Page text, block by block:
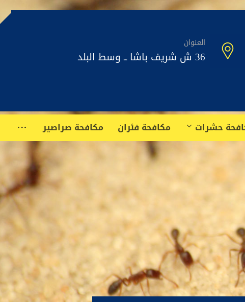
العنوان
36 ش شريف باشا ــ وسط البلد
حشرات مكافحة فئران مكافحة صراصير